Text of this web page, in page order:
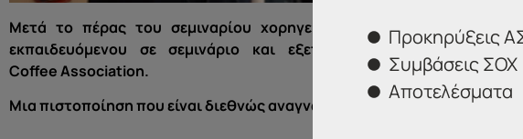
Μετά το πέρας του σεμιναρίου χορηγείται βεβαίωση
εκπαιδευόμενου σε σεμινάριο και εξετάσεις της ανώτερης
CoffeeAssociation.
Μια πιστοποίηση που είναι διεθνώς αναγνωρισμένη και θα σας ανοίξει
Προκηρύξεις
Συμβάσεις ΣΟΧ
Αποτελέσματα